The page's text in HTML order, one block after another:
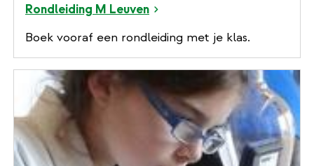
Rondleiding M Leuven
Boek vooraf een rondleiding met je klas.